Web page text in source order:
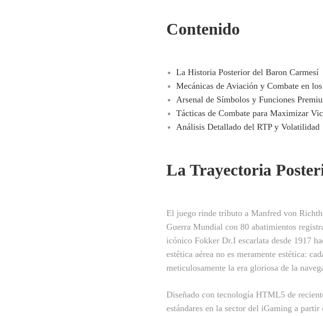
Contenido
La Historia Posterior del Baron Carmesí
Mecánicas de Aviación y Combate en
Arsenal de Símbolos y Funciones
Tácticas de Combate para Maximizar
Análisis Detallado del RTP y Volatilidad
La Trayectoria
El juego rinde tributo a Manfred von
Guerra Mundial con 80 abatimientos
icónico Fokker Dr.I escarlata desde 1917
estética aérea no es meramente estética:
meticulosamente la era gloriosa de la
Diseñado con tecnología HTML5 de
estándares en la sector del iGaming a